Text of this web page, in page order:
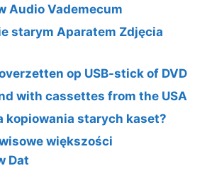
Audio Vademecum
starym Aparatem Zdjęcia
op USB-stick of DVD
with cassettes from the USA
kopiowania starych kaset?
większości
Dat